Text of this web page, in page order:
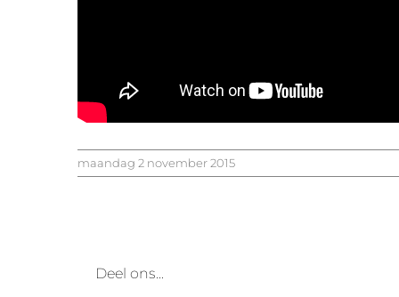
maandag 2 november 2015
Deel ons...